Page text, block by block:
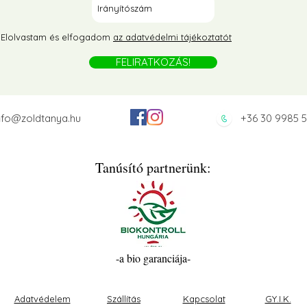
darált húsos és
változat
Elolvastam és elfogadom az adatvédelmi tájékoztatót
FELIRATKOZÁS!
+36 30 9985
Tanúsító partnerünk:
-a bio garanciája-
Adatvédelem Szállítás Kapcsolat GY.I.K.